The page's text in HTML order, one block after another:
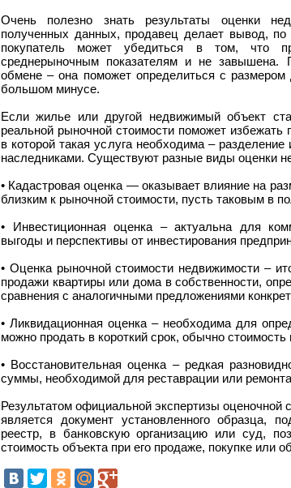
Очень полезно знать результаты оценки
полученных данных, продавец делает вывод, по
покупатель может убедиться в том, что
среднерыночным показателям и не завышена.
обмене – она поможет определиться с
большом минусе.
Если жилье или другой недвижимый объект
реальной рыночной стоимости поможет
в которой такая услуга необходима –
наследниками. Существуют разные виды оценки
• Кадастровая оценка — оказывает влияние на
близким к рыночной стоимости, пусть таковым в
• Инвестиционная оценка – актуальна для
выгоды и перспективы от инвестирования
• Оценка рыночной стоимости недвижимости –
продажи квартиры или дома в собственности,
сравнения с аналогичными предложениями
• Ликвидационная оценка – необходима для
можно продать в короткий срок, обычно
• Восстановительная оценка – редкая
суммы, необходимой для реставрации или
Результатом официальной экспертизы
является документ установленного образца,
реестр, в банковскую организацию или суд,
стоимость объекта при его продаже, покупке или